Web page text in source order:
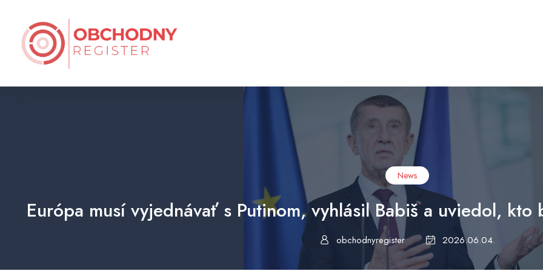
News
Európa musí vyjednávať s Putinom, vyhlásil Babiš a uviedol,
obchodnyregister 2026.06.04.